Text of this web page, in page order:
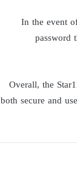
In the event
password
Overall, the
both secure and